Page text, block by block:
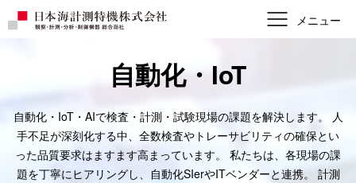
自動化・IoT
自動化・IoT・AIで検査・計測・試験現場の課題を解決します。
人
手不足が深刻化する中、全数検査やトレーサビリティの確保とい
った品質要求はますます高まっています。
私たちは、各現場の課
題を丁寧にヒアリングし、自動化SIerやITベンダーと連携。
計測